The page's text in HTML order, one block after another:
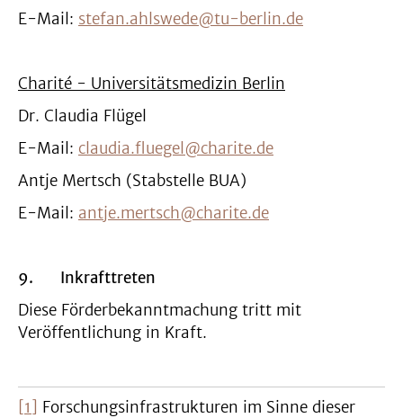
E-Mail: stefan.ahlswede@tu-berlin.de
Charité - Universitätsmedizin Berlin
Dr. Claudia Flügel
E-Mail: claudia.fluegel@charite.de
Antje Mertsch (Stabstelle BUA)
E-Mail: antje.mertsch@charite.de
9. Inkrafttreten
Diese Förderbekanntmachung tritt mit
Veröffentlichung in Kraft.
[1]
Forschungsinfrastrukturen im Sinne dieser